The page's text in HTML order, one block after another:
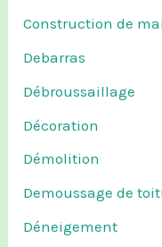
Construction de
Debarras
Débroussaillage
Décoration
Démolition
Demoussage de
Déneigement